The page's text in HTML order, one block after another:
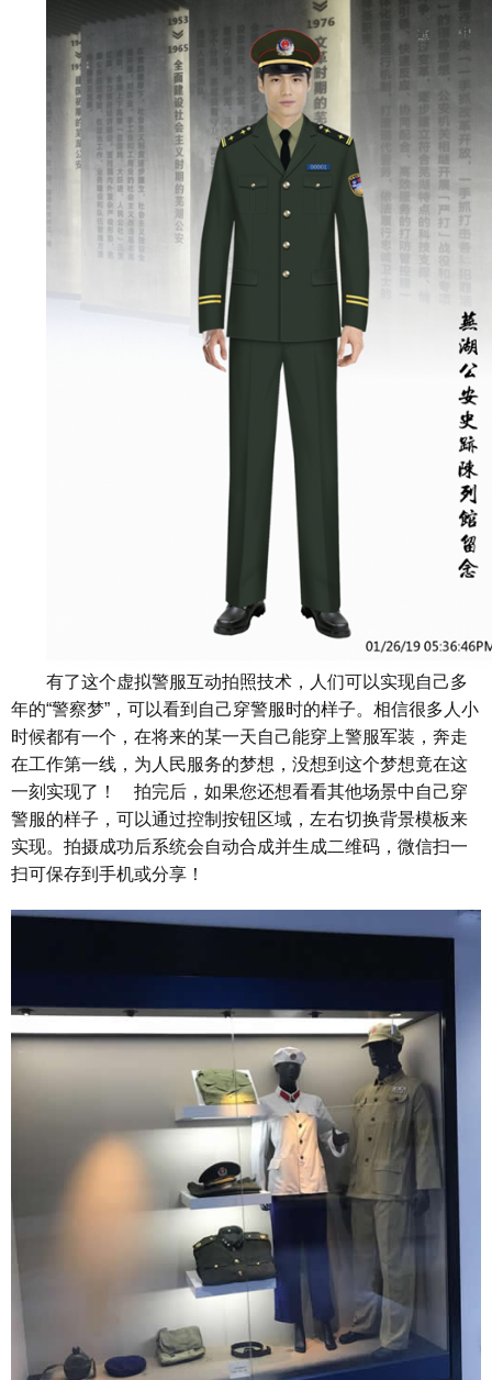
有了这个虚拟警服互动拍照技术，人们可以实现自己多
年的“警察梦”，可以看到自己穿警服时的样子。相信很多人小
时候都有一个，在将来的某一天自己能穿上警服军装，奔走
在工作第一线，为人民服务的梦想，没想到这个梦想竟在这
一刻实现了！ 拍完后，如果您还想看看其他场景中自己穿
警服的样子，可以通过控制按钮区域，左右切换背景模板来
实现。拍摄成功后系统会自动合成并生成二维码，微信扫一
扫可保存到手机或分享！